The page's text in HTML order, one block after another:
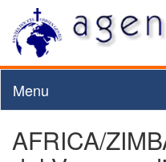
Menu
AFRICA/